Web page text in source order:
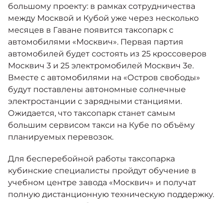
большому проекту: в рамках сотрудничества
между Москвой и Кубой уже через несколько
месяцев в Гаване появится таксопарк с
автомобилями «Москвич». Первая партия
автомобилей будет состоять из 25 кроссоверов
Москвич 3 и 25 электромобилей Москвич 3е.
Вместе с автомобилями на «Остров свободы»
будут поставлены автономные солнечные
электростанции с зарядными станциями.
Ожидается, что таксопарк станет самым
большим сервисом такси на Кубе по объёму
планируемых перевозок.
Для бесперебойной работы таксопарка
кубинские специалисты пройдут обучение в
учебном центре завода «Москвич» и получат
полную дистанционную техническую поддержку.